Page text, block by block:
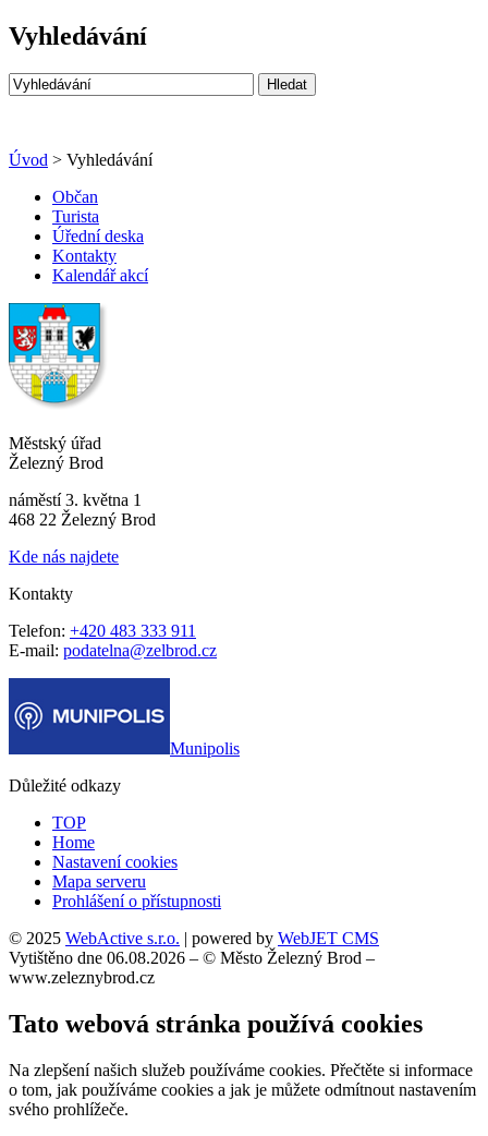
Vyhledávání
Úvod > Vyhledávání
Občan
Turista
Úřední deska
Kontakty
Kalendář akcí
Městský úřad
Železný Brod
náměstí 3. května 1
468 22 Železný Brod
Kde nás najdete
Kontakty
Telefon: +420 483 333 911
E-mail: podatelna@zelbrod.cz
Munipolis
Důležité odkazy
TOP
Home
Nastavení cookies
Mapa serveru
Prohlášení o přístupnosti
© 2025 WebActive s.r.o. | powered by WebJET CMS
Vytištěno dne 06.08.2026 – © Město Železný Brod –
www.zeleznybrod.cz
Tato webová stránka používá cookies
Na zlepšení našich služeb používáme cookies. Přečtěte si informace
o tom, jak používáme cookies a jak je můžete odmítnout nastavením
svého prohlížeče.